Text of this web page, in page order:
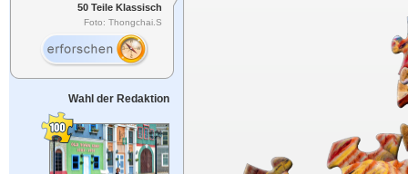
50 Teile Klassisch
Foto: Thongchai.S
Wahl der Redaktion